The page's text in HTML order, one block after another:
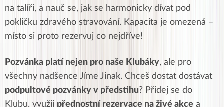
na talíři, a nauč se, jak se harmonicky dívat pod
pokličku zdravého stravování. Kapacita je omezená –
místo si proto rezervuj co nejdříve!
Pozvánka platí nejen pro naše Klubáky, ale pro
všechny nadšence Jíme Jinak. Chceš dostat dostávat
podpultové pozvánky v předstihu? Přidej se do
Klubu, využij přednostní rezervace na živé akce a